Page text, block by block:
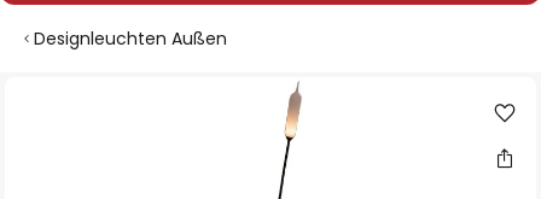
Designleuchten Außen